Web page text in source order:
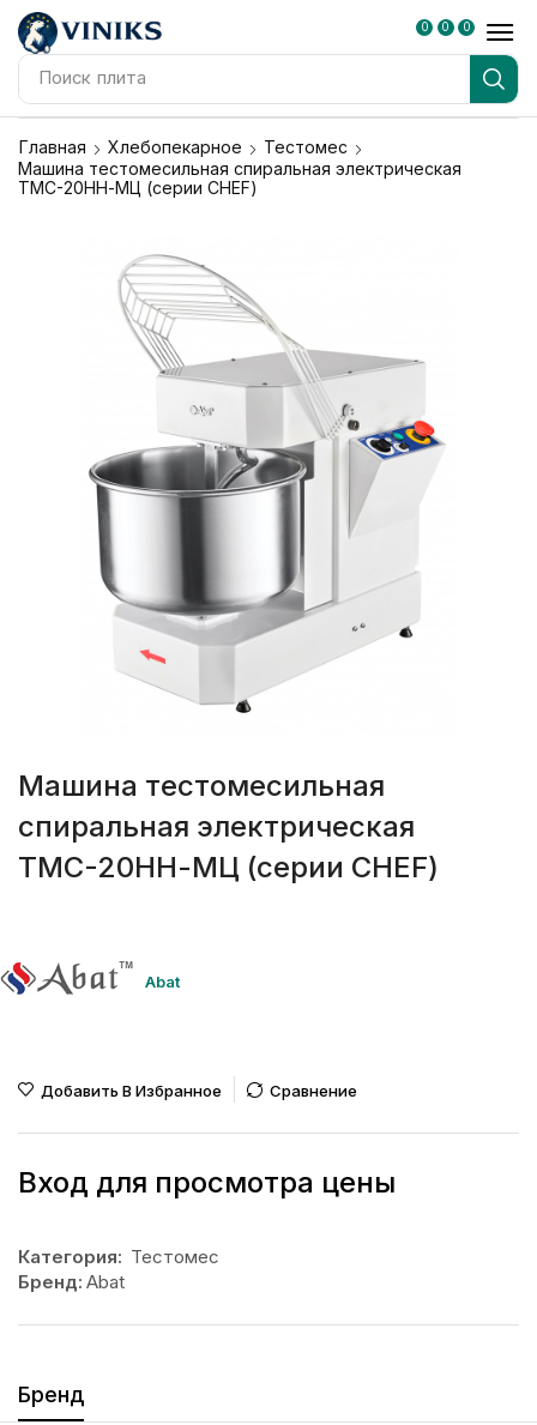
Поиск плита
0 0 0
Главная Хлебопекарное
Тестомес
Машина тестомесильная спиральная электрическая
ТМС-20НН-МЦ (серии CHEF)
Машина тестомесильная
спиральная электрическая
ТМС-20НН-МЦ (серии CHEF)
Abat
Добавить В Избранное Сравнение
Вход для просмотра цены
Категория: Тестомес
Бренд: Abat
Бренд